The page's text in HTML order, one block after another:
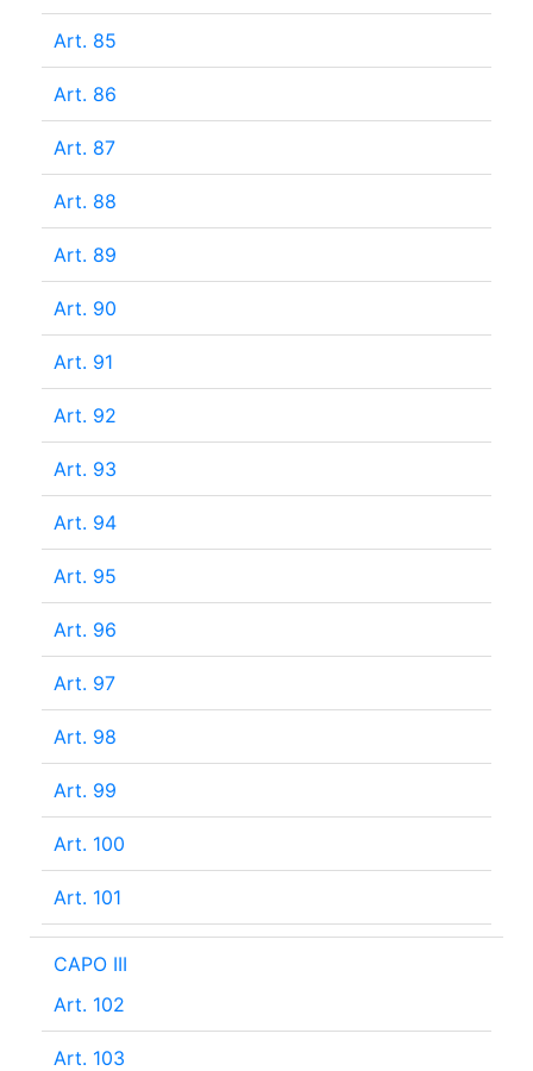
Art. 85
Art. 86
Art. 87
Art. 88
Art. 89
Art. 90
Art. 91
Art. 92
Art. 93
Art. 94
Art. 95
Art. 96
Art. 97
Art. 98
Art. 99
Art. 100
Art. 101
CAPO III
Art. 102
Art. 103